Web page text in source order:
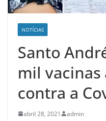
NOTÍCIAS
Santo
mil vacinas
contra a
abril 28, 2021 admin